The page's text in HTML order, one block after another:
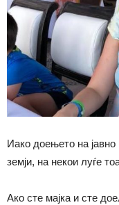
Иако доењето на
земји, на некои луѓе
Ако сте мајка и сте